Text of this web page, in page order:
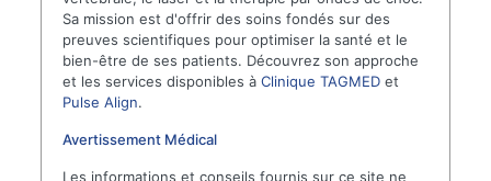
Sa mission est d'offrir des soins fondés sur des
preuves scientifiques pour optimiser la santé et le
bien-être de ses patients. Découvrez son approche
et les services disponibles àClinique TAGMED et
Pulse Align.
Avertissement Médical
Les informations et conseils fournis sur ce site ne